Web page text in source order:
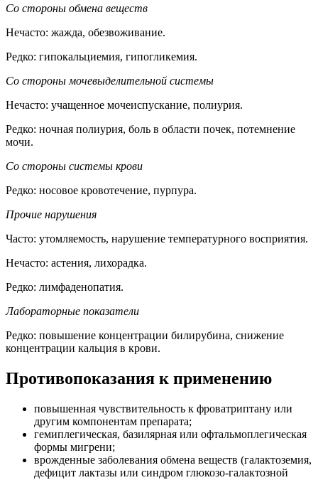
Со стороны обмена веществ
Нечасто: жажда, обезвоживание.
Редко: гипокальциемия, гипогликемия.
Со стороны мочевыделительной системы
Нечасто: учащенное мочеиспускание, полиурия.
Редко: ночная полиурия, боль в области почек, потемнение
мочи.
Со стороны системы крови
Редко: носовое кровотечение, пурпура.
Прочие нарушения
Часто: утомляемость, нарушение температурного восприятия.
Нечасто: астения, лихорадка.
Редко: лимфаденопатия.
Лабораторные показатели
Редко: повышение концентрации билирубина, снижение
концентрации кальция в крови.
Противопоказания к применению
повышенная чувствительность к фроватриптану или
другим компонентам препарата;
гемиплегическая, базилярная или офтальмоплегическая
формы мигрени;
врожденные заболевания обмена веществ (галактоземия,
дефицит лактазы или синдром глюкозо-галактозной